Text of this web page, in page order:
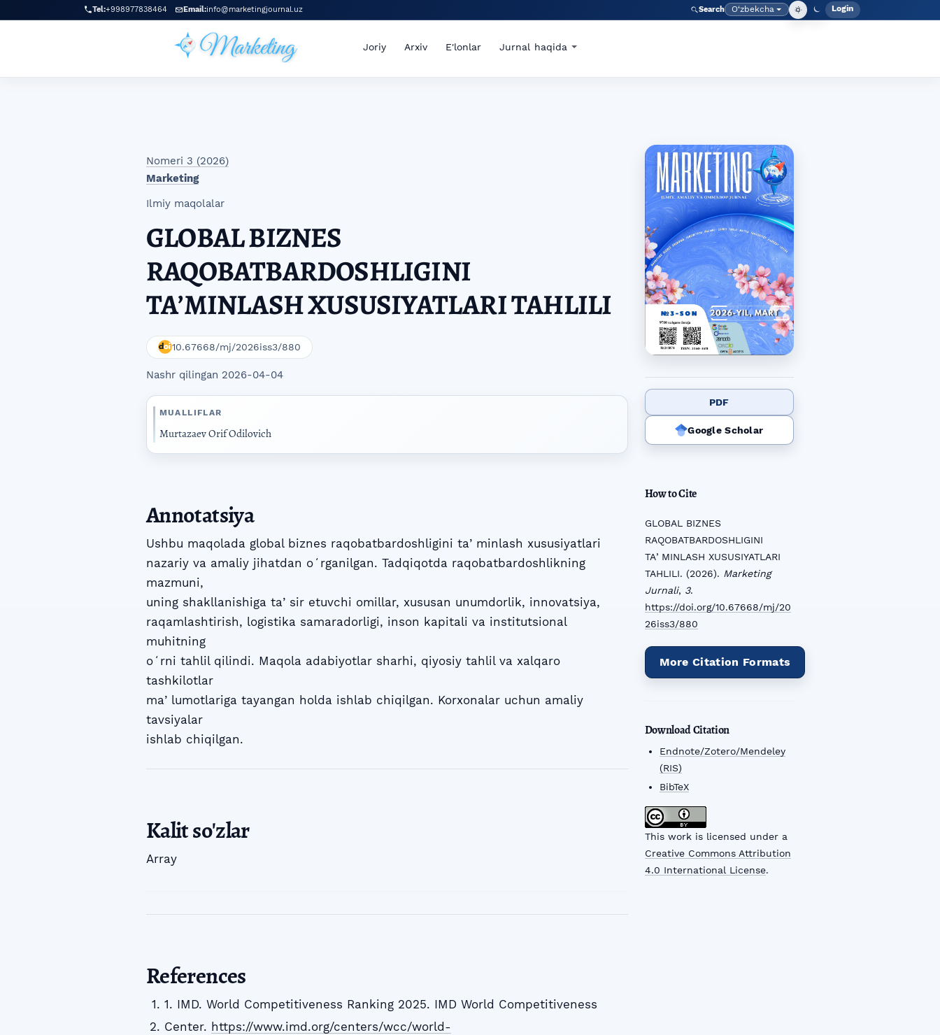
Skip to main navigation menu
Skip to main content
Skip to site footer
Tel:+998977838464 Email:info@marketingjournal.uz Search Language
O‘zbekcha Admin
Login
Joriy Arxiv E'lonlar Jurnal haqida
Nomeri 3 (2026)
Marketing
Ilmiy maqolalar
GLOBAL BIZNES
RAQOBATBARDOSHLIGINI
TAʼMINLASH XUSUSIYATLARI TAHLILI
10.67668/mj/2026iss3/880
Nashr qilingan 2026-04-04
MUALLIFLAR
Murtazaev Orif Odilovich
PDF
Google Scholar
How to Cite
GLOBAL BIZNES
RAQOBATBARDOSHLIGINI
TAʼMINLASH XUSUSIYATLARI
TAHLILI. (2026). Marketing
Jurnali, 3.
https://doi.org/10.67668/mj/20
26iss3/880
More Citation Formats
Download Citation
Endnote/Zotero/Mendeley
(RIS)
BibTeX
This work is licensed under a
Creative Commons Attribution
4.0 International License.
Annotatsiya
Ushbu maqolada global biznes raqobatbardoshligini taʼminlash xususiyatlari
nazariy va amaliy jihatdan oʻrganilgan. Tadqiqotda raqobatbardoshlikning
mazmuni,
uning shakllanishiga taʼsir etuvchi omillar, xususan unumdorlik, innovatsiya,
raqamlashtirish, logistika samaradorligi, inson kapitali va institutsional
muhitning
oʻrni tahlil qilindi. Maqola adabiyotlar sharhi, qiyosiy tahlil va xalqaro
tashkilotlar
maʼlumotlariga tayangan holda ishlab chiqilgan. Korxonalar uchun amaliy
tavsiyalar
ishlab chiqilgan.
Kalit so'zlar
Array
References
1. IMD. World Competitiveness Ranking 2025. IMD World Competitiveness
Center. https://www.imd.org/centers/wcc/world-